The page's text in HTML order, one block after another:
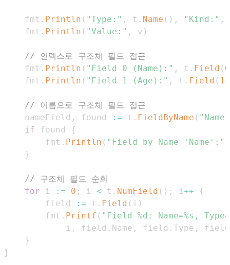
	fmt
. Println ( "Type:" , t . Name ( ) , "Kind:" ,
	fmt
. Println ( "Value:" , v )
// 인덱스로 구조체 필드 접근
	fmt
. Println ( "Field 0 (Name):" , t . Field ( 0
	fmt
. Println ( "Field 1 (Age):" , t . Field ( 1
// 이름으로 구조체 필드 접근
	nameField
, found := t . FieldByName ( "Name"
if found
{
		fmt
. Println ( "Field by Name 'Name':"
}
// 구조체 필드 순회
for i := 0 ; i < t . NumField ( ) ; i++
{
		field
:= t . Field ( i )
		fmt
. Printf ( "Field %d: Name=%s,
			i
, field . Name , field . Type ,
field
}
}